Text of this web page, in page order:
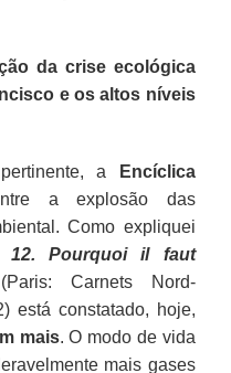
da crise ecológica
e os altos níveis
a
Encíclica
a explosão das
Como expliquei
Pourquoi il faut
Carnets Nord-
está constatado, hoje,
mais. O modo de vida
mais gases